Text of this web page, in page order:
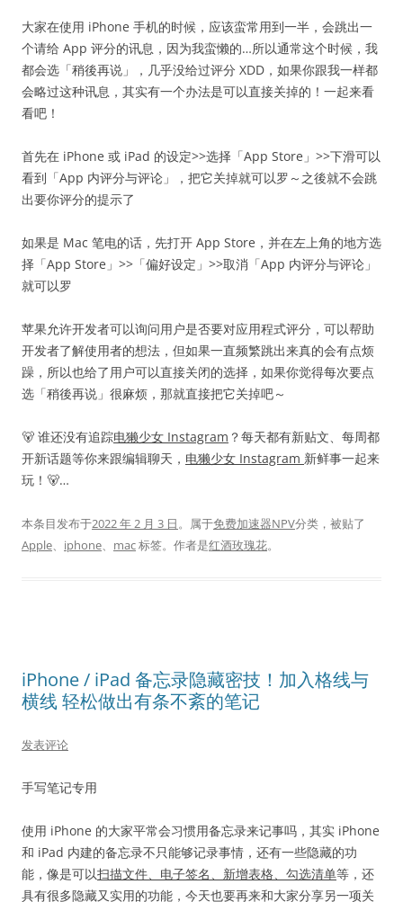
大家在使用 iPhone 手机的时候，应该蛮常用到一半，会跳出一
个请给 App 评分的讯息，因为我蛮懒的…所以通常这个时候，我
都会选「稍後再说」，几乎没给过评分 XDD，如果你跟我一样都
会略过这种讯息，其实有一个办法是可以直接关掉的！一起来看
看吧！
首先在 iPhone 或 iPad 的设定>>选择「App Store」>>下滑可以
看到「App 内评分与评论」，把它关掉就可以罗～之後就不会跳
出要你评分的提示了
如果是 Mac 笔电的话，先打开 App Store，并在左上角的地方选
择「App Store」>>「偏好设定」>>取消「App 内评分与评论」
就可以罗
苹果允许开发者可以询问用户是否要对应用程式评分，可以帮助
开发者了解使用者的想法，但如果一直频繁跳出来真的会有点烦
躁，所以也给了用户可以直接关闭的选择，如果你觉得每次要点
选「稍後再说」很麻烦，那就直接把它关掉吧～
🐻 谁还没有追踪电獭少女 Instagram ？每天都有新贴文、每周都
开新话题等你来跟编辑聊天， 电獭少女 Instagram 新鲜事一起来
玩！🐻…
本条目发布于2022 年 2 月 3 日。属于免费加速器NPV分类，被贴了
Apple、 iphone、 mac标签。 作者是红酒玫瑰花。
iPhone / iPad 备忘录隐藏密技！加入格线与
横线 轻松做出有条不紊的笔记
发表评论
手写笔记专用
使用 iPhone 的大家平常会习惯用备忘录来记事吗，其实 iPhone
和 iPad 内建的备忘录不只能够记录事情，还有一些隐藏的功
能，像是可以扫描文件、电子签名、新增表格、勾选清单等，还
具有很多隐藏又实用的功能，今天也要再来和大家分享另一项关